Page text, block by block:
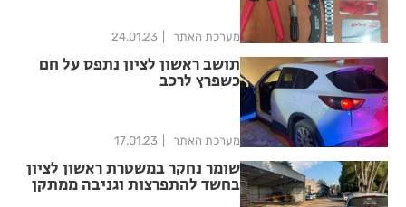
מערכת האתר 24.01.23
תושב ראשון לציון נתפס על חם
כשפרץ לרכב
מערכת האתר 17.01.23
שומר נחקר במשטרת ראשון לציון
בחשד להתפרצות וגניבה ממתקן